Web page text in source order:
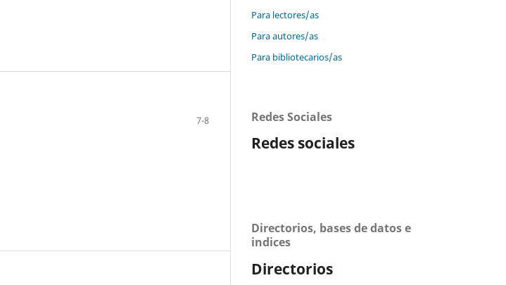
7-8
Para lectores/as
Para autores/as
Para bibliotecarios/as
Redes Sociales
Redes sociales
Directorios, bases de datos e
indices
Directorios